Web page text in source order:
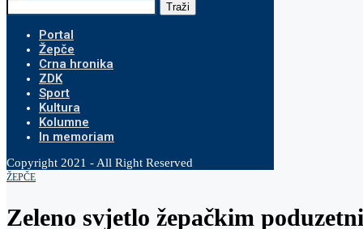
Traži
Portal
Žepče
Crna hronika
ZDK
Sport
Kultura
Kolumne
In memoriam
Copyright 2021 - All Right Reserved
ŽEPČE
Zeleno svjetlo žepačkim